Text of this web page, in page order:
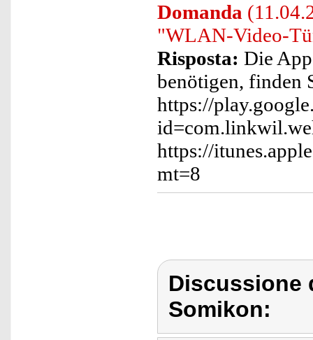
Domanda
"WLAN-Video-
Risposta: Die
benötigen, finden
https://
https://
mt=8
Discussione
Somikon: